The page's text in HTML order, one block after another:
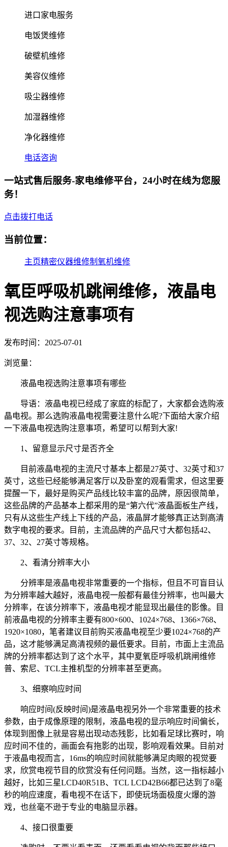
进口家电服务
电饭煲维修
破壁机维修
美容仪维修
吸尘器维修
加湿器维修
净化器维修
电话咨询
一站式售后服务-家电维修平台，24小时在线为您服
务！
点击拨打电话
当前位置：
主页精密仪器维修制氧机维修
氧臣呼吸机跳闸维修，液晶电
视选购注意事项有
发布时间：2025-07-01
浏览量：
液晶电视选购注意事项有哪些
导语：液晶电视已经成了家庭的标配了，大家都会选购液
晶电视。那么选购液晶电视需要注意什么呢?下面给大家介绍
一下液晶电视选购注意事项，希望可以帮到大家!
1、留意显示尺寸是否齐全
目前液晶电视的主流尺寸基本上都是27英寸、32英寸和37
英寸，这些已经能够满足客厅以及卧室的观看需求，但这里要
提醒一下，最好是购买产品线比较丰富的品牌，原因很简单，
这些品牌的产品基本上都采用的是“第六代”液晶面板生产线，
只有从这些生产线上下线的产品，液晶屏才能够真正达到高清
数字电视的要求。目前，主流品牌的产品尺寸大都包括42、
37、32、27英寸等规格。
2、看清分辨率大小
分辨率是液晶电视非常重要的一个指标，但且不可盲目认
为分辨率越大越好，液晶电视一般都有最佳分辨率，也叫最大
分辨率，在该分辨率下，液晶电视才能显现出最佳的影像。目
前液晶电视的分辨率主要有800×600、1024×768、1366×768、
1920×1080，笔者建议目前购买液晶电视至少要1024×768的产
品，这才能够满足高清视频的最低要求。目前，市面上主流品
牌的分辨率都达到了这个水平，其中夏氧臣呼吸机跳闸维修
普、索尼、TCL主推机型的分辨率甚至更高。
3、细察响应时间
响应时间(反映时间)是液晶电视另外一个非常重要的技术
参数，由于成像原理的限制，液晶电视的显示响应时间偏长，
体现到图像上就是容易出现动态残影，比如看足球比赛时，响
应时间不佳的，画面会有拖影的出现，影响观看效果。目前对
于液晶电视而言，16ms的响应时间就能够满足肉眼的视觉要
求，欣赏电视节目的欣赏没有任何问题。当然，这一指标越小
越好，比如三星LCD40R51B、TCL LCD42B66都已达到了8毫
秒的响应速度，看电视不在话下，即使玩场面极度火爆的游
戏，也丝毫不逊于专业的电脑显示器。
4、接口很重要